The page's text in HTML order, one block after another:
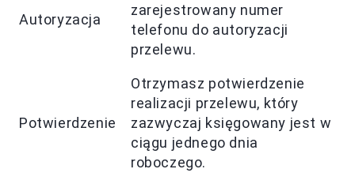
Autoryzacja
zarejestrowany numer
telefonu do autoryzacji
przelewu.
Potwierdzenie
Otrzymasz potwierdzenie
realizacji przelewu, który
zazwyczaj księgowany jest w
ciągu jednego dnia
roboczego.